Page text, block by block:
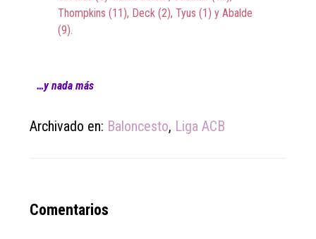
Thompkins (11), Deck (2), Tyus (1) y Abalde
(9).
…y nada más
Archivado en: Baloncesto, Liga ACB
Reader
Comentarios